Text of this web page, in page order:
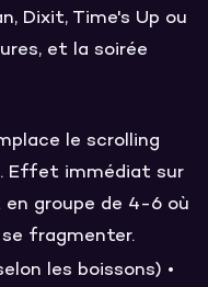
Dixit, Time's Up ou
et la soirée
le scrolling
Effet immédiat sur
groupe de 4-6 où
fragmenter.
les boissons) •